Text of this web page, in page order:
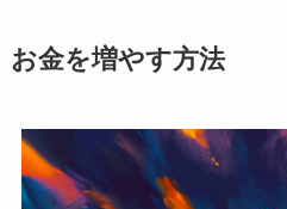
お金を増やす方法